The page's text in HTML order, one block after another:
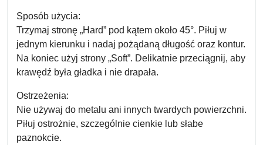
Sposób użycia:
Trzymaj stronę „Hard” pod kątem około 45°. Piłuj w
jednym kierunku i nadaj pożądaną długość oraz kontur.
Na koniec użyj strony „Soft”. Delikatnie przeciągnij, aby
krawędź była gładka i nie drapała.
Ostrzeżenia:
Nie używaj do metalu ani innych twardych powierzchni.
Piłuj ostrożnie, szczególnie cienkie lub słabe
paznokcie.